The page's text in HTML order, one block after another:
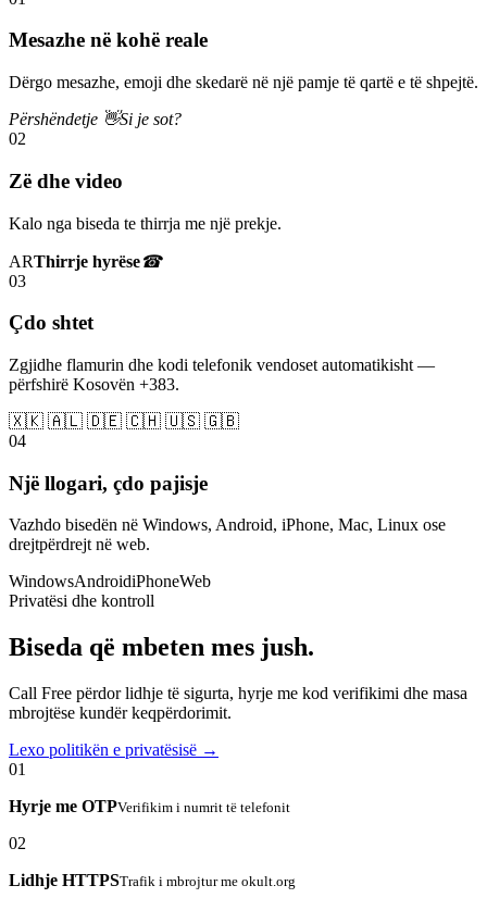
Mesazhe në kohë reale
Dërgo mesazhe, emoji dhe skedarë në një pamje të qartë e të shpejtë.
Përshëndetje 👋Si je sot?
02
Zë dhe video
Kalo nga biseda te thirrja me një prekje.
ARThirrje hyrëse☎
03
Çdo shtet
Zgjidhe flamurin dhe kodi telefonik vendoset automatikisht —
përfshirë Kosovën +383.
🇽🇰 🇦🇱 🇩🇪 🇨🇭 🇺🇸 🇬🇧
04
Një llogari, çdo pajisje
Vazhdo bisedën në Windows, Android, iPhone, Mac, Linux ose
drejtpërdrejt në web.
WindowsAndroidiPhoneWeb
Privatësi dhe kontroll
Biseda që mbeten mes jush.
Call Free përdor lidhje të sigurta, hyrje me kod verifikimi dhe masa
mbrojtëse kundër keqpërdorimit.
Lexo politikën e privatësisë →
01
Hyrje me OTPVerifikim i numrit të telefonit
02
Lidhje HTTPSTrafik i mbrojtur me okult.org